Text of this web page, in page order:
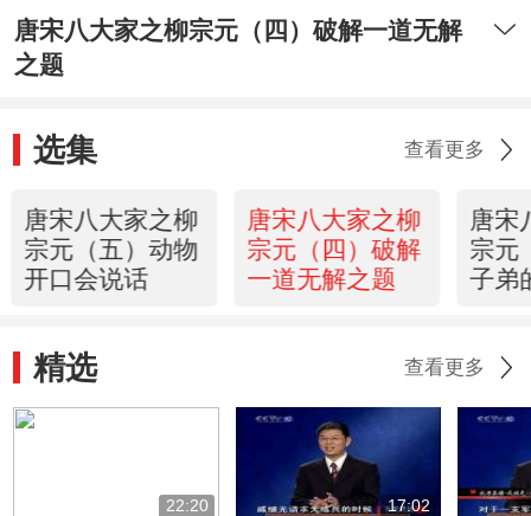
唐宋八大家之柳宗元（四）破解一道无解
之题
选集 查看更多
唐宋八大家之柳
宗元（五）动物
开口会说话
唐宋八大家之柳
宗元（四）破解
一道无解之题
唐宋
宗元
子弟
精选 查看更多
22:20 17:02